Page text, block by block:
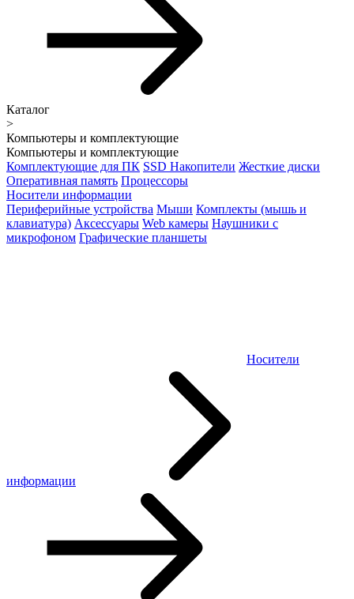
Каталог
>
Компьютеры и комплектующие
Компьютеры и комплектующие
Комплектующие для ПК SSD Накопители Жесткие диски
Оперативная память Процессоры
Носители информации
Периферийные устройства Мыши Комплекты (мышь и
клавиатура) Аксессуары Web камеры Наушники с
микрофоном Графические планшеты
Носители
информации